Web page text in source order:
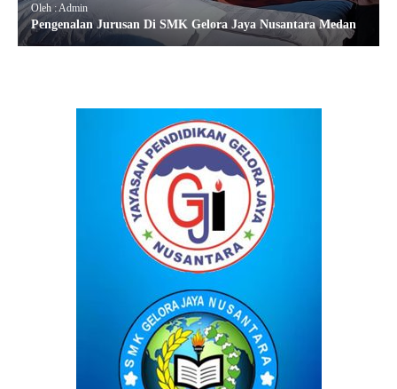
Oleh : Admin
Pengenalan Jurusan Di SMK Gelora Jaya Nusantara Medan